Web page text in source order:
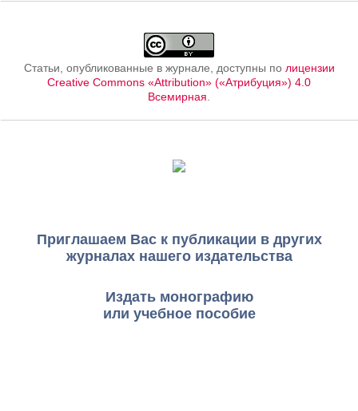
Статьи, опубликованные в журнале, доступны по лицензии
Creative Commons «Attribution» («Атрибуция») 4.0
Всемирная
Приглашаем Вас к публикации в других
журналах нашего издательства
Издать монографию
или учебное пособие